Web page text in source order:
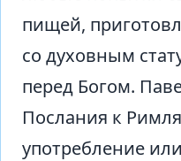
пищей,
со духовным
перед Богом.
Послания к
употребление